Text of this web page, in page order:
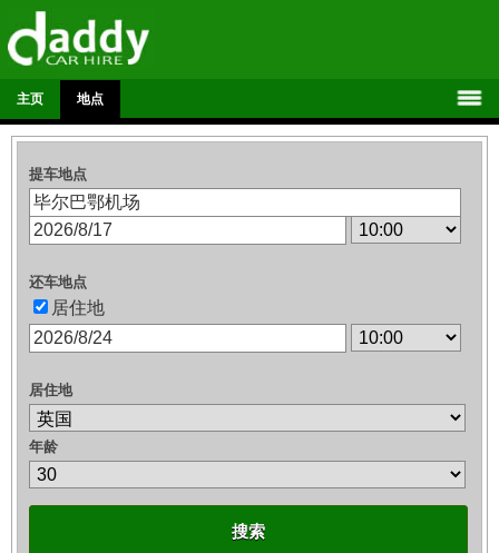
主页 地点
提车地点
还车地点
居住地
居住地
年龄
搜索